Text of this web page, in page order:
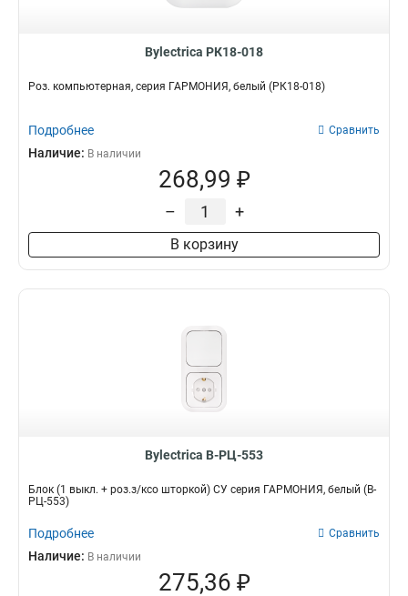
Bylectrica РК18-018
Роз. компьютерная, серия ГАРМОНИЯ, белый (РК18-018)
Подробнее Сравнить
Наличие: В наличии
268,99 ₽
– +
В корзину
Bylectrica В-РЦ-553
Блок (1 выкл. + роз.з/ксо шторкой) СУ серия ГАРМОНИЯ, белый (В-
РЦ-553)
Подробнее Сравнить
Наличие: В наличии
275,36 ₽